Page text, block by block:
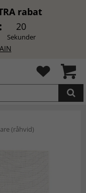
rabat
19
Sekunder
(råhvid)